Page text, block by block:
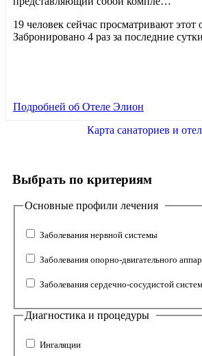
19 человек сейчас просматривают этот
Забронировано 4 раз за последние сутки
Подробней об Отеле Элион
Карта санаториев и
Выбрать по критериям
Основные профили лечения
Заболевания нервной системы
Заболевания опорно-двигательного
Заболевания сердечно-сосудистой
Диагностика и процедуры
Ингаляции